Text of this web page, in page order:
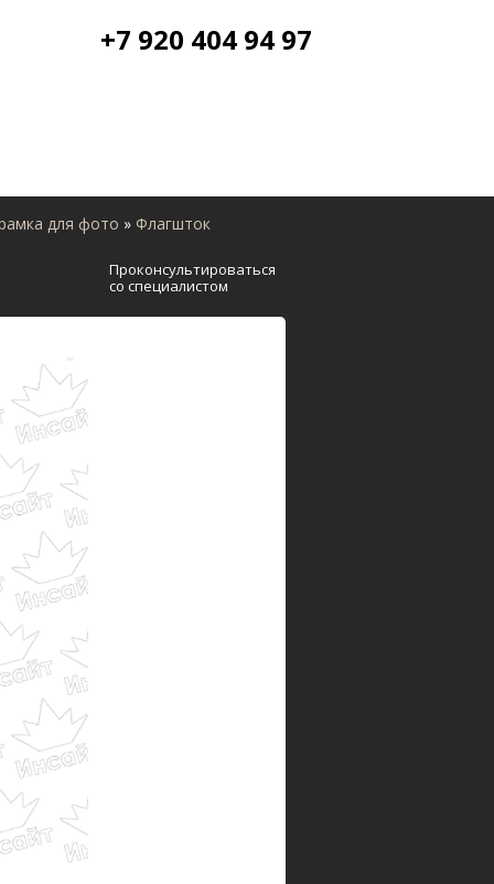
+7 920 404 94 97
для фото » Флагшток
Проконсультироваться
со специалистом